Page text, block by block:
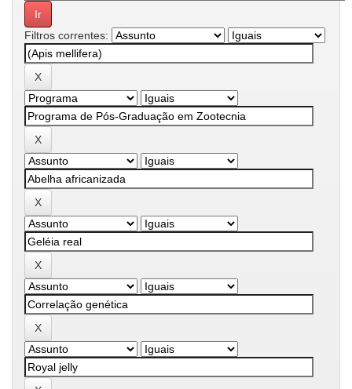
Filtros correntes: